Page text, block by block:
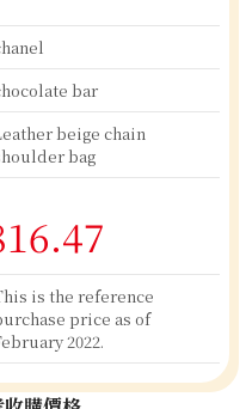
bar
beige chain
bag
is the reference
price as of
2022.